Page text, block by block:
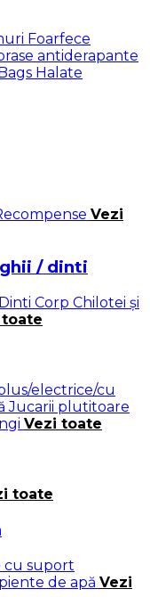
Foarfece
antiderapante
Halate
Vezi
/ dinti
Dinti Corp Chilotei și
electrice/cu
Jucarii plutitoare
Vezi toate
toate
cu suport
de apă Vezi